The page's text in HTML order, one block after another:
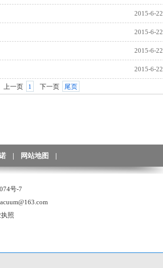
2015-6-22
2015-6-22
2015-6-22
2015-6-22
上一页 1 下一页 尾页
网站地图
号-7
照